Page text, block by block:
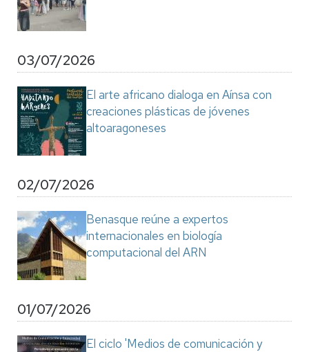
03/07/2026
El arte africano dialoga en Aínsa con
creaciones plásticas de jóvenes
altoaragoneses
02/07/2026
Benasque reúne a expertos
internacionales en biología
computacional del ARN
01/07/2026
El ciclo 'Medios de comunicación y